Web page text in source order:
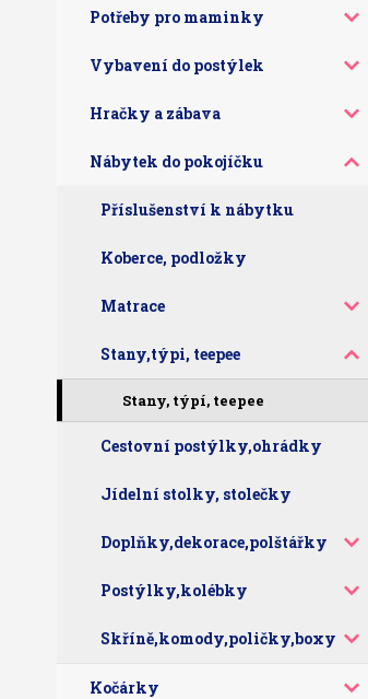
Potřeby pro maminky
Vybavení do postýlek
Hračky a zábava
Nábytek do pokojíčku
Příslušenství k nábytku
Koberce, podložky
Matrace
Stany,týpi, teepee
Stany, týpí, teepee
Cestovní postýlky,ohrádky
Jídelní stolky, stolečky
Doplňky,dekorace,polštářky
Postýlky,kolébky
Skříně,komody,poličky,boxy
Kočárky